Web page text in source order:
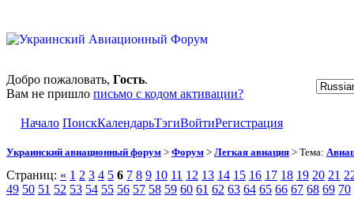
Добро пожаловать, Гость.
Вам не пришло письмо с кодом активации?
Начало ПоискКалендарьТэгиВойтиРегистрация
Украинский авиационный форум > Форум > Легкая авиация > Тема:
Страниц: « 1 2 3 4 5 6 7 8 9 10 11 12 13 14 15 16 17 18 19 20 21
49 50 51 52 53 54 55 56 57 58 59 60 61 62 63 64 65 66 67 68 69 70